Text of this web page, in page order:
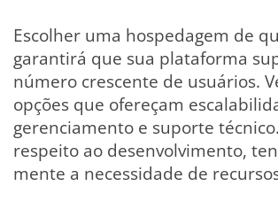
Escolher uma hospedagem de
garantirá que sua plataforma
número crescente de usuários.
opções que ofereçam
gerenciamento e suporte
respeito ao desenvolvimento,
mente a necessidade de